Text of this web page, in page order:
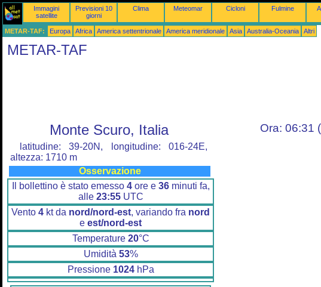
Immagini
satellite
Previsioni 10
giorni
Clima Meteomar Cicloni Fulmine
METAR-TAF: Europa Africa America settentrionale America meridionale Asia Australia-Oceania Altri
METAR-TAF
Monte Scuro, Italia
latitudine: 39-20N, longitudine: 016-24E,
altezza: 1710 m
Osservazione
Il bollettino è stato emesso 4ore e 36minuti fa,
alle 23:55UTC
Vento 4 kt da nord/nord-est, variando fra nord
e est/nord-est
Temperature 20°C
Umidità 53%
Pressione 1024hPa
Ora: 06:31